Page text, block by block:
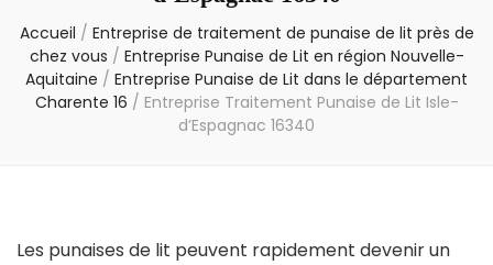
Accueil / Entreprise de traitement de punaise de lit près de
chez vous / Entreprise Punaise de Lit en région Nouvelle-
Aquitaine / Entreprise Punaise de Lit dans le département
Charente 16 / Entreprise Traitement Punaise de Lit Isle-
d’Espagnac 16340
Les punaises de lit peuvent rapidement devenir un